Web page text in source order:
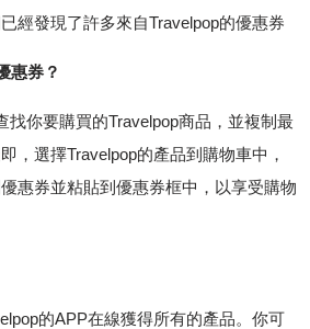
經發現了許多來自Travelpop的優惠券
惠券？
找你要購買的Travelpop商品，並複制最
，選擇Travelpop的產品到購物車中，
惠券並粘貼到優惠券框中，以享受購物
的APP在線獲得所有的產品。你可